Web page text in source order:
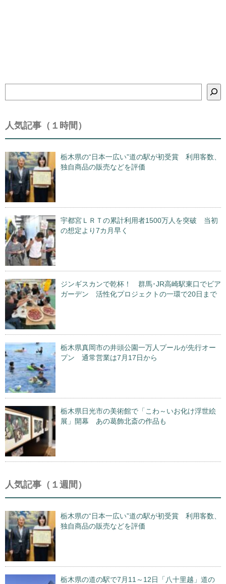
人気記事（１時間）
栃木県の“日本一広い”道の駅が初受賞 利用客数、
独自商品の販売などを評価
宇都宮ＬＲＴの累計利用者1500万人を突破 当初
の想定より7カ月早く
ジンギスカンで乾杯！ 群馬･JR高崎駅東口でビア
ガーデン 活性化プロジェクトの一環で20日まで
栃木県真岡市の井頭公園一万人プールが先行オー
プン 通常営業は7月17日から
栃木県日光市の美術館で「こわ～いお化け浮世絵
展」開幕 あの葛飾北斎の作品も
人気記事（１週間）
栃木県の“日本一広い”道の駅が初受賞 利用客数、
独自商品の販売などを評価
栃木県の道の駅で7月11～12日「八十里越」道の